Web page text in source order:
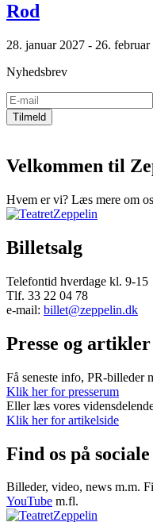
Rod
28. januar 2027 - 26. februar
Nyhedsbrev
Velkommen til
Hvem er vi? Læs mere om os
Billetsalg
Telefontid hverdage kl. 9-15
Tlf. 33 22 04 78
e-mail: billet@zeppelin.dk
Presse og artikler
Få seneste info, PR-billeder
Klik her for presserum
Eller læs vores
Klik her for artikelside
Find os på
Billeder, video, news m.m.
YouTube m.fl.